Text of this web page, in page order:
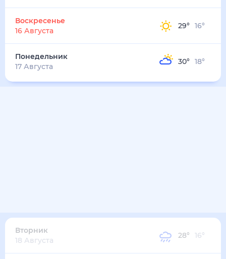
Воскресенье
16 Августа
29° 16°
Понедельник
17 Августа
30° 18°
Вторник
18 Августа
28° 16°